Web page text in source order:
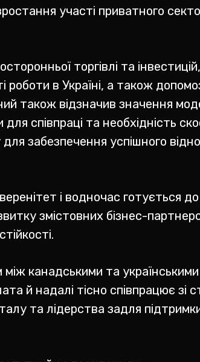
участі приватного
торгівлі та
в Україні, а також
також відзначив значення
співпраці та необхідність
забезпечення успішного
і водночас готується
змістовних бізнес-
канадськими та
й надалі тісно співпрацює зі
та лідерства задля